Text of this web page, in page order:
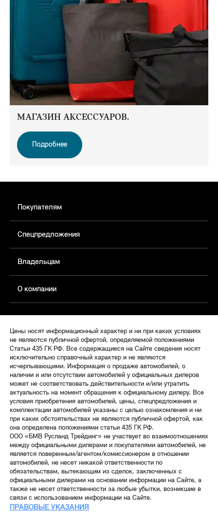
МАГАЗИН АКСЕССУАРОВ.
Подробнее
Покупателям
Спецпредложения
Владельцам
О компании
Цены носят информационный характер и ни при каких условиях
не являются публичной офертой, определяемой положениями
Статьи 435 ГК РФ. Все содержащиеся на Сайте сведения носят
исключительно справочный характер и не являются
исчерпывающими. Информация о продаже автомобилей, о
наличии и или отсутствии автомобилей у официальных дилеров
может не соответствовать действительности и/или утратить
актуальность на момент обращения к официальному дилеру. Все
условия приобретения автомобилей, цены, спецпредложения и
комплектации автомобилей указаны с целью ознакомления и ни
при каких обстоятельствах не являются публичной офертой, как
она определена положениями статьи 435 ГК РФ.
ООО «БМВ Русланд Трейдинг» не участвует во взаимоотношениях
между официальными дилерами и покупателями автомобилей, не
является поверенным/агентом/комиссионером в отношении
автомобилей, не несет никакой ответственности по
обязательствам, вытекающим из сделок, заключенных с
официальными дилерами на основании информации на Сайте, а
также не несет ответственности за любые убытки, возникшие в
связи с использованием информации на Сайте.
ПРАВОВЫЕ УКАЗАНИЯ